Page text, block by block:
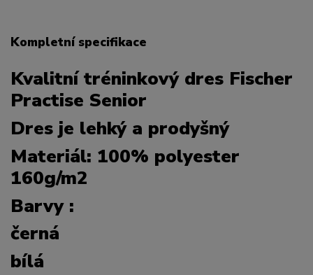
Kompletní specifikace
Kvalitní tréninkový dres Fischer
Practise Senior
Dres je lehký a prodyšný
Materiál: 100% polyester
160g/m2
Barvy :
černá
bílá